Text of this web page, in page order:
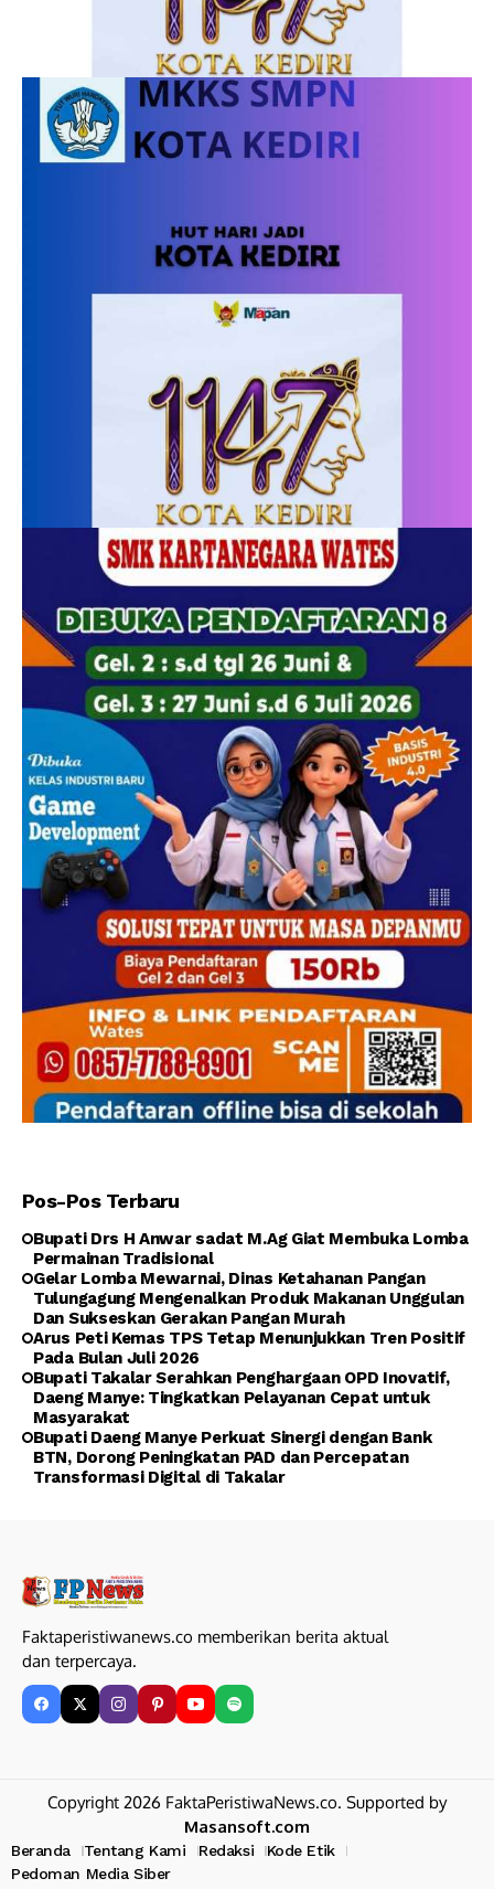
Pos-Pos Terbaru
Bupati Drs H Anwar sadat M.Ag Giat Membuka Lomba
Permainan Tradisional
Gelar Lomba Mewarnai, Dinas Ketahanan Pangan
Tulungagung Mengenalkan Produk Makanan Unggulan
Dan Sukseskan Gerakan Pangan Murah
Arus Peti Kemas TPS Tetap Menunjukkan Tren Positif
Pada Bulan Juli 2026
Bupati Takalar Serahkan Penghargaan OPD Inovatif,
Daeng Manye: Tingkatkan Pelayanan Cepat untuk
Masyarakat
Bupati Daeng Manye Perkuat Sinergi dengan Bank
BTN, Dorong Peningkatan PAD dan Percepatan
Transformasi Digital di Takalar
Faktaperistiwanews.co memberikan berita aktual
dan terpercaya.
Copyright 2026 FaktaPeristiwaNews.co. Supported by
Masansoft.com
Beranda Tentang Kami Redaksi
Kode Etik
Pedoman Media Siber